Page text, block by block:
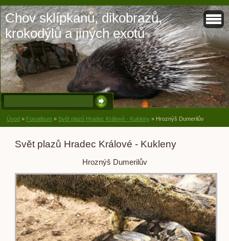
Chov sklípkanů, dikobrazů,
krokodýlů a jiných exotů
Úvod » Fotoalbum » Svět plazů Hradec Králové - Kukleny » Hroznýš Dumerilův
Svět plazů Hradec Králové - Kukleny
Hroznýš Dumerilův